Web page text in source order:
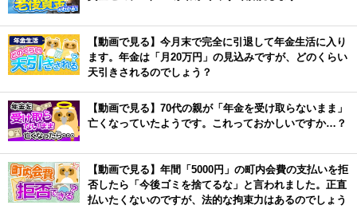
【動画で見る】今月末で完全に引退して年金生活に入り
ます。年金は「月20万円」の見込みですが、どのくらい
天引きされるのでしょう？
【動画で見る】70代の親が「年金を受け取らないまま」
亡くなっていたようです。これっておかしいですか…？
【動画で見る】年間「5000円」の町内会費の支払いを拒
否したら「今後ゴミを捨てるな」と言われました。正直
払いたくないのですが、法的な拘束力はあるのでしょう